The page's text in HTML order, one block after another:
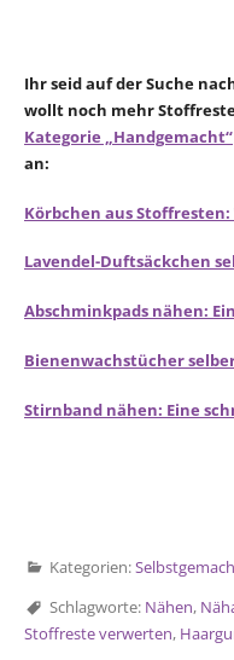
Ihr seid auf der Suche
wollt noch mehr
Kategorie „Handgemacht“
an:
Körbchen aus
Lavendel-Duftsäckchen
Abschminkpads nähen:
Bienenwachstücher
Stirnband nähen: Eine
Kategorien:
Schlagworte: Nähen,
Stoffreste verwerten,